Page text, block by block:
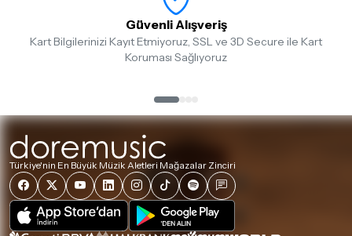
Güvenli Alışveriş
Kart Bilgilerinizi Kayıt Etmiyoruz, SSL ve 3D Secure ile Kart
Koruması Sağlıyoruz
Türkiye'nin En Büyük Müzik Aletleri Mağazalar Zinciri